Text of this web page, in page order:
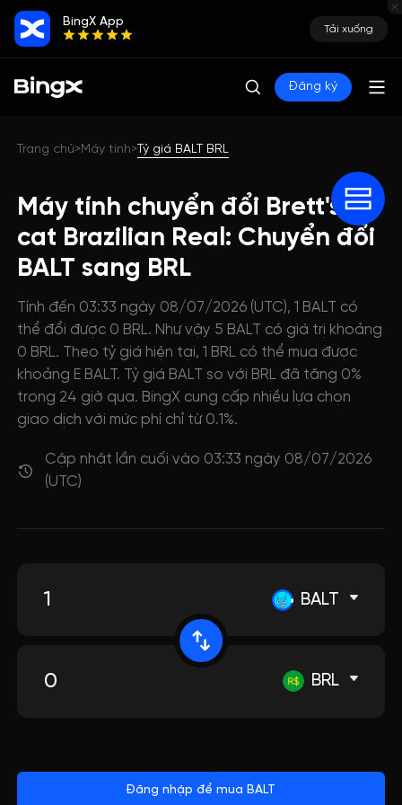
BingX App
Tải xuống
Đăng ký
Trang chủ>Máy tính>Tỷ giá BALT BRL
Máy tính chuyển đổi Brett's
cat Brazilian Real: Chuyển đổi
BALT sang BRL
Tính đến 03:33 ngày 08/07/2026 (UTC), 1 BALT có
thể đổi được 0 BRL. Như vậy 5 BALT có giá trị khoảng
0 BRL. Theo tỷ giá hiện tại, 1 BRL có thể mua được
khoảng E BALT. Tỷ giá BALT so với BRL đã tăng 0%
trong 24 giờ qua. BingX cung cấp nhiều lựa chọn
giao dịch với mức phí chỉ từ 0.1%.
Cập nhật lần cuối vào 03:33 ngày 08/07/2026
(UTC)
BALT
BRL
Đăng nhập để mua BALT